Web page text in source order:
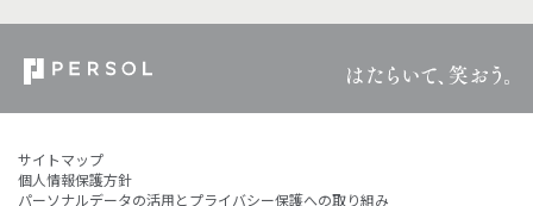
サイトマップ
個人情報保護方針
パーソナルデータの活用とプライバシー保護への取り組み